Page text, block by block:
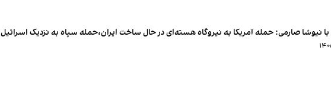
با نیوشا صارمی: حمله آمریکا به نیروگاه هسته‌ای در حال ساخت ایران،حمله سپاه به نزدیک اسرائیل
۲۸